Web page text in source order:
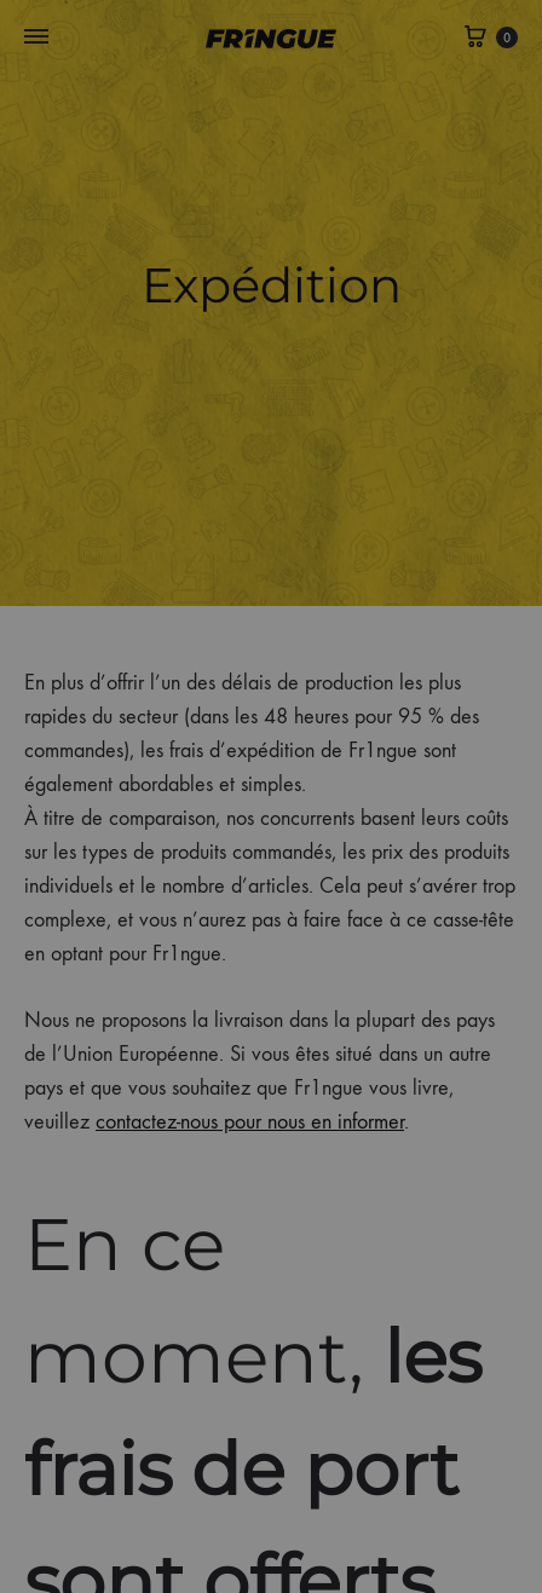
0
Expédition
En plus d’offrir l’un des délais de production les plus
rapides du secteur (dans les 48 heures pour 95 % des
commandes), les frais d’expédition de Fr1ngue sont
également abordables et simples.
À titre de comparaison, nos concurrents basent leurs coûts
sur les types de produits commandés, les prix des produits
individuels et le nombre d’articles. Cela peut s’avérer trop
complexe, et vous n’aurez pas à faire face à ce casse-tête
en optant pour Fr1ngue.
Nous ne proposons la livraison dans la plupart des pays
de l’Union Européenne. Si vous êtes situé dans un autre
pays et que vous souhaitez que Fr1ngue vous livre,
veuillez contactez-nous pour nous en informer.
En ce
moment, les
frais de port